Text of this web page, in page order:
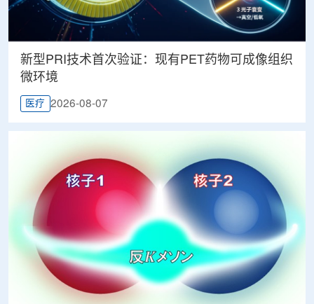
新型PRI技术首次验证：现有PET药物可成像组织
微环境
医疗 2026-08-07